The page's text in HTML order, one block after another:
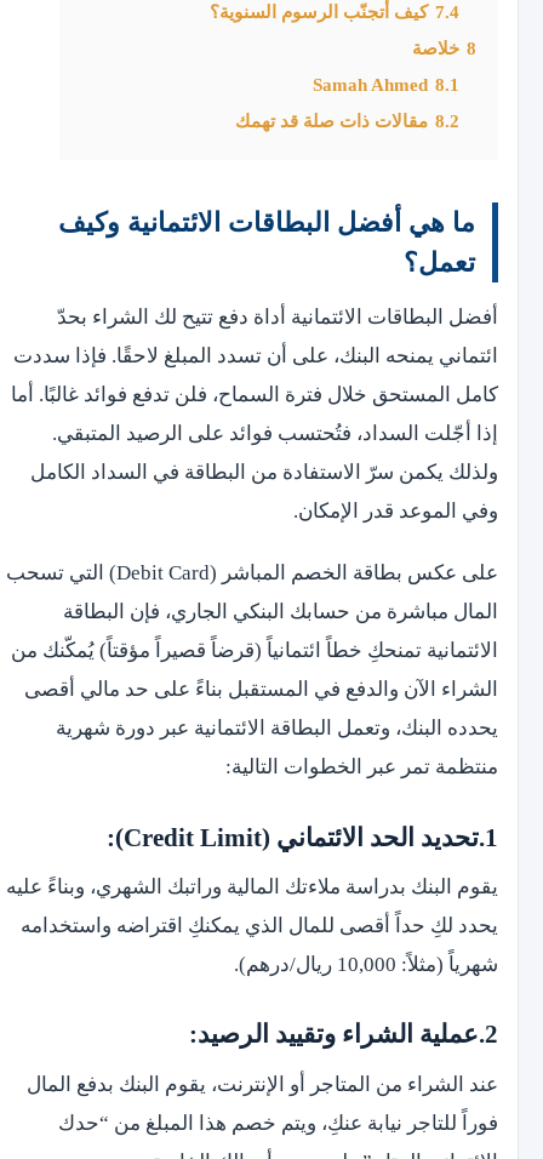
7.4 كيف أتجنّب الرسوم السنوية؟
8 خلاصة
8.1
Samah Ahmed
8.2 مقالات ذات صلة قد تهمك
ما هي أفضل البطاقات الائتمانية وكيف
تعمل؟
أفضل البطاقات الائتمانية أداة دفع تتيح لك الشراء بحدّ
ائتماني يمنحه البنك، على أن تسدد المبلغ لاحقًا. فإذا سددت
كامل المستحق خلال فترة السماح، فلن تدفع فوائد غالبًا. أما
إذا أجّلت السداد، فتُحتسب فوائد على الرصيد المتبقي.
ولذلك يكمن سرّ الاستفادة من البطاقة في السداد الكامل
وفي الموعد قدر الإمكان.
على عكس بطاقة الخصم المباشر (Debit Card) التي تسحب
المال مباشرة من حسابك البنكي الجاري، فإن البطاقة
الائتمانية تمنحكِ خطاً ائتمانياً (قرضاً قصيراً مؤقتاً) يُمكّنك من
الشراء الآن والدفع في المستقبل بناءً على حد مالي أقصى
يحدده البنك، وتعمل البطاقة الائتمانية عبر دورة شهرية
منتظمة تمر عبر الخطوات التالية:
‫1.تحديد الحد الائتماني (Credit Limit):
يقوم البنك بدراسة ملاءتك المالية وراتبك الشهري، وبناءً عليه
يحدد لكِ حداً أقصى للمال الذي يمكنكِ اقتراضه واستخدامه
شهرياً (مثلاً: 10,000 ريال/درهم).
‫2.عملية الشراء وتقييد الرصيد:
عند الشراء من المتاجر أو الإنترنت، يقوم البنك بدفع المال
فوراً للتاجر نيابة عنكِ، ويتم خصم هذا المبلغ من “حدك